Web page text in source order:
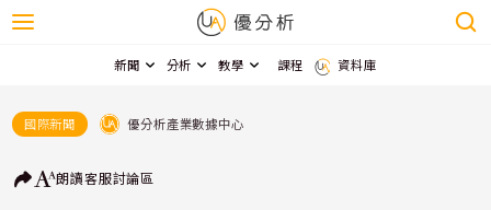
新聞 分析 教學 課程 資料庫
國際新聞 優分析產業數據中心
朗讀客服討論區